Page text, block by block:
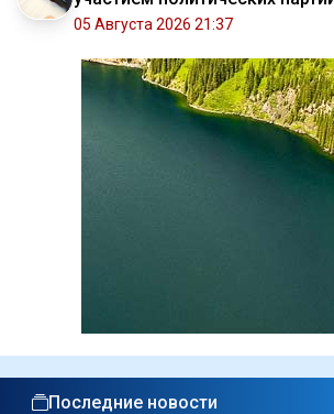
05 Августа 2026 21:37
Последние новости